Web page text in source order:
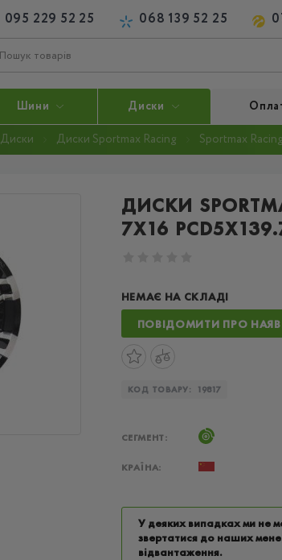
095 229 52 25 068 139 52 25
Шини Диски
Диски Диски Sportmax Racing Sportmax
ДИСКИ
7X16
НЕМАЄ НА СКЛАДІ
ПОВІДОМИТИ ПРО
КОД ТОВАРУ: 19817
СЕГМЕНТ:
КРАЇНА:
У деяких випадках ми не
звертатися до наших
відвантаження.